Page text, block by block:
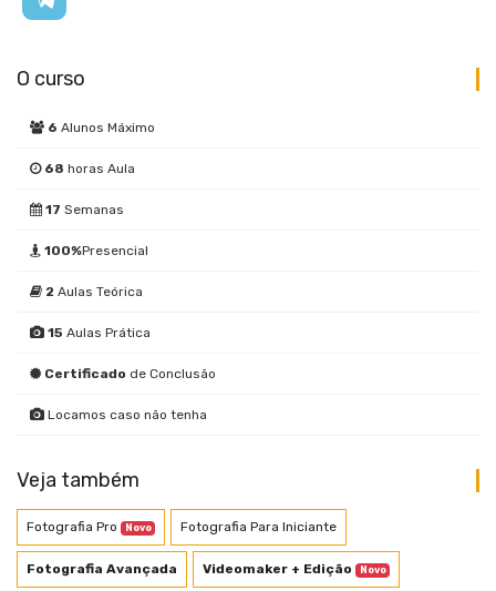
O curso
6 Alunos Máximo
68 horas Aula
17 Semanas
100%Presencial
2 Aulas Teórica
15 Aulas Prática
Certificado de Conclusão
Locamos caso não tenha
Veja também
Fotografia Pro Novo Fotografia Para Iniciante
Fotografia Avançada Videomaker + Edição Novo